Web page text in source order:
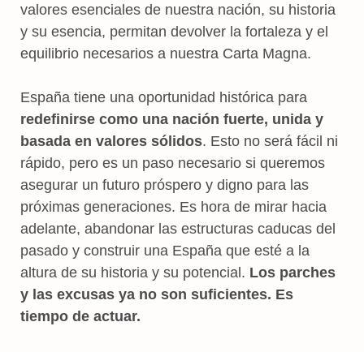
valores esenciales de nuestra nación, su historia
y su esencia, permitan devolver la fortaleza y el
equilibrio necesarios a nuestra Carta Magna.
España tiene una oportunidad histórica para
redefinirse como una nación fuerte, unida y
basada en valores sólidos. Esto no será fácil ni
rápido, pero es un paso necesario si queremos
asegurar un futuro próspero y digno para las
próximas generaciones. Es hora de mirar hacia
adelante, abandonar las estructuras caducas del
pasado y construir una España que esté a la
altura de su historia y su potencial. Los parches
y las excusas ya no son suficientes. Es
tiempo de actuar.